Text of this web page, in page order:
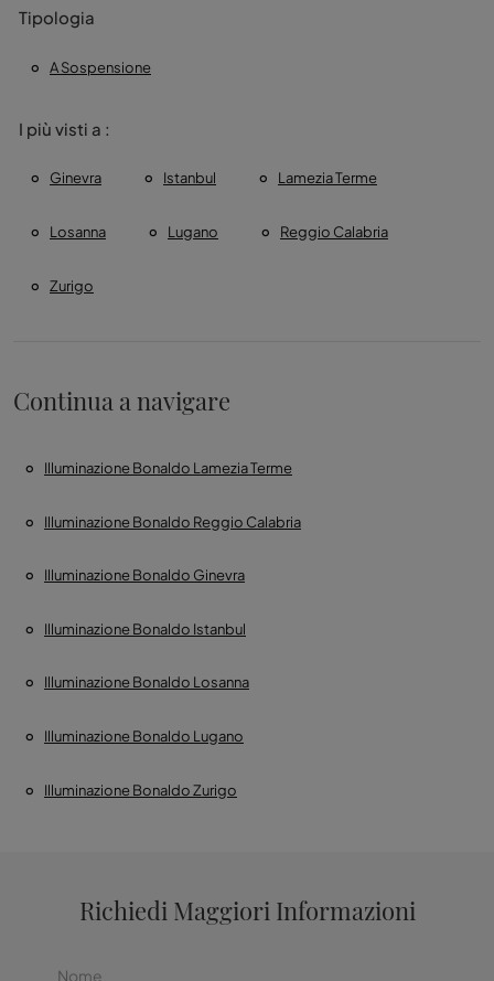
Tipologia
A Sospensione
I più visti a :
Ginevra Istanbul Lamezia Terme
Losanna Lugano Reggio Calabria
Zurigo
Continua a navigare
Illuminazione Bonaldo Lamezia Terme
Illuminazione Bonaldo Reggio Calabria
Illuminazione Bonaldo Ginevra
Illuminazione Bonaldo Istanbul
Illuminazione Bonaldo Losanna
Illuminazione Bonaldo Lugano
Illuminazione Bonaldo Zurigo
Richiedi Maggiori Informazioni